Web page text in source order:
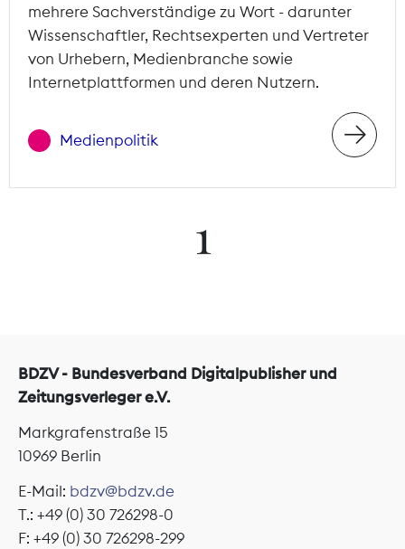
mehrere Sachverständige zu Wort - darunter
Wissenschaftler, Rechtsexperten und Vertreter
von Urhebern, Medienbranche sowie
Internetplattformen und deren Nutzern.
Medienpolitik
1
BDZV - Bundesverband Digitalpublisher und
Zeitungsverleger e.V.
Markgrafenstraße 15
10969 Berlin
E-Mail: bdzv@bdzv.de
T.: +49 (0) 30 726298-0
F: +49 (0) 30 726298-299